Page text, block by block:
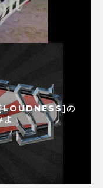
[LOUDNESS]の
よ